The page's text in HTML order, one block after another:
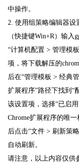
中操作。
2. 使用组策略编辑器设
（快捷键Win+R）输入
“计算机配置 > 管理模
项，将下载解压的
后在“管理模板 > 经典
扩展程序”路径下找到“
该设置项，选择“已启
Chrome扩展程序的唯
后点击“文件 > 刷新策
自动刷新。
请注意，以上内容仅供